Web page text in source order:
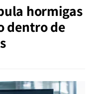
hormigas
dentro de